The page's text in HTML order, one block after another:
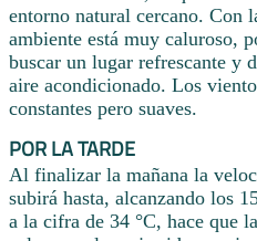
entorno natural cercano. Con
ambiente está muy caluroso,
buscar un lugar refrescante y
aire acondicionado. Los
constantes pero suaves.
POR LA TARDE
Al finalizar la mañana la
subirá hasta, alcanzando los
a la cifra de 34 °C, hace que